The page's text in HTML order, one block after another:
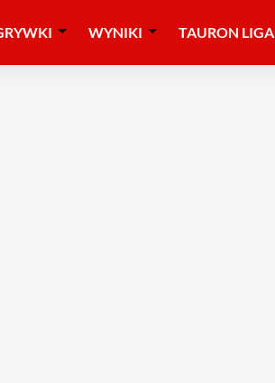
WYNIKI TAURON LIGA